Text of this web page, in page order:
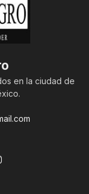
en la ciudad de